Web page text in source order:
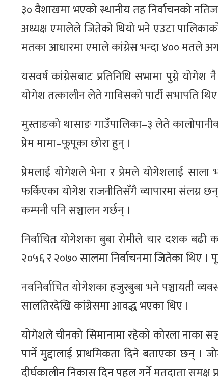
३० वैशाखमा भएको स्थानीय तह निर्वाचनको
अध्यक्ष एमालेले जितेको थियो भने एउटा
मतका आधारमा एमाले कांग्रेस भन्दा ४०० मतले
यसवर्ष कांग्रेसबाट प्रतिनिधि सभामा पुग्ने
योगेश तत्कालीन लेते गाविसको पार्टी सभापति
मुस्ताङको थासाङ गाउँपालिका–३ लेते
प्रेम मामा–फूपूका छोरा हुन् ।
प्रेमलाई योगेशले भेना र प्रेमले योगेशलाई
फर्किएका योगेश राजनीतिसँगै व्यापारमा संलग्न
कम्पनी पनि सञ्चालन गर्छन् ।
निर्वाचित योगेशका बुबा रोमीले चार दशक
२०५६ र २०७० सालमा निर्वाचनमा जितेका थिए ।
नवनिर्वाचित योगेशका हजुरबुबा भने पञ्चायती
सालतिरदेखि कांग्रेसमा आवद्ध भएका थिए ।
योगेशले चीनको सिमानामा रहेको कोरला नाका
पार्ने मुद्दालाई प्राथमिकता दिने बताएका छन्
दीर्घकालीन निकास दिन पहल गर्ने मतदाता समक्ष